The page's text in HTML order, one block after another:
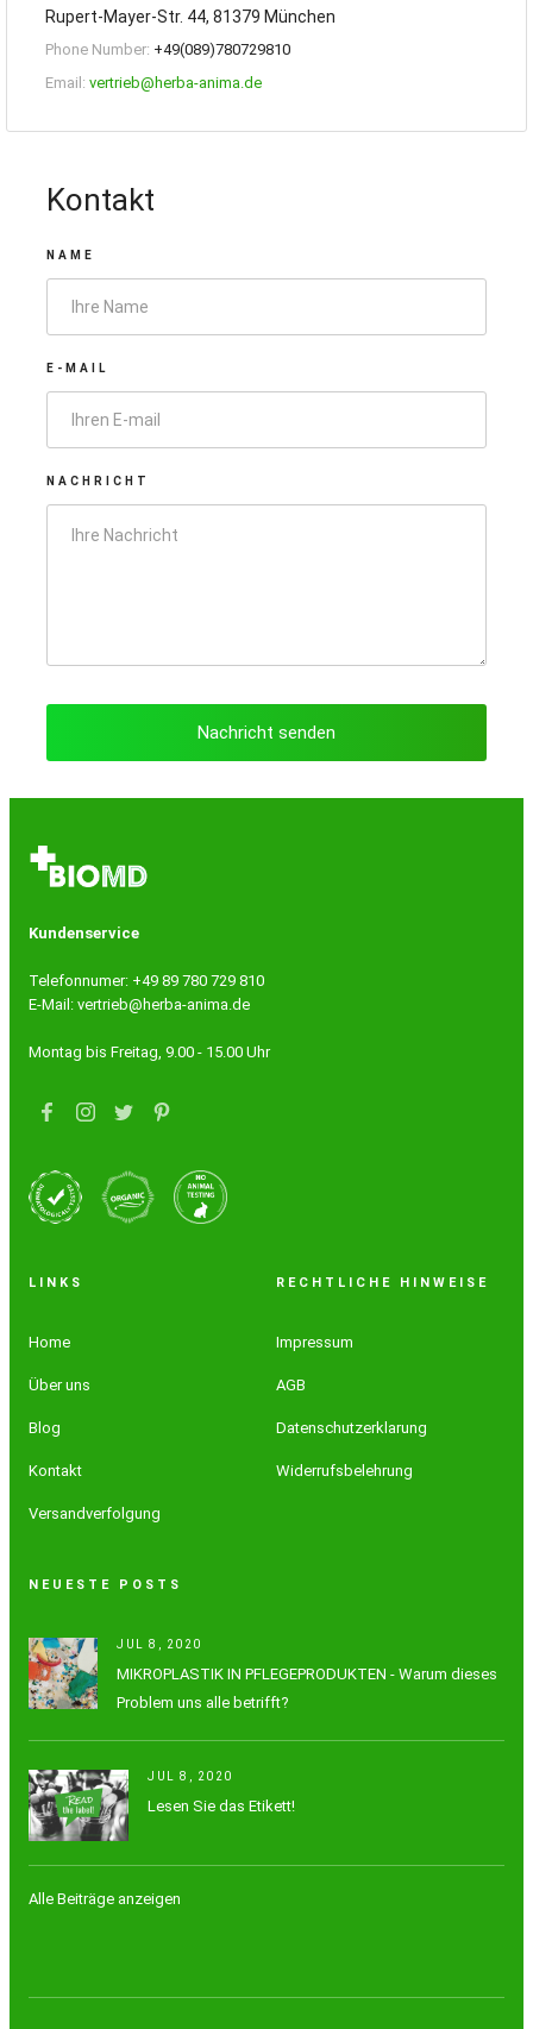
Kontakt
NAME
E-MAIL
NACHRICHT
Rupert-Mayer-Str. 44, 81379 München
Phone Number: +49(089)780729810
Email: vertrieb@herba-anima.de
Kundenservice
Telefonnumer: +49 89 780 729 810
E-Mail: vertrieb@herba-anima.de
Montag bis Freitag, 9.00 - 15.00 Uhr
LINKS
Home
Über uns
Blog
Kontakt
Versandverfolgung
RECHTLICHE HINWEISE
Impressum
AGB
Datenschutzerklarung
Widerrufsbelehrung
NEUESTE POSTS
JUL 8, 2020
MIKROPLASTIK IN PFLEGEPRODUKTEN - Warum dieses
Problem uns alle betrifft?
JUL 8, 2020
Lesen Sie das Etikett!
Alle Beiträge anzeigen